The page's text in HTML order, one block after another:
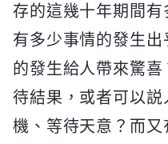
存的這幾十年期間有
有多少事情的發生
的發生給人帶來驚
待結果，或者可以
機、等待天意？而又